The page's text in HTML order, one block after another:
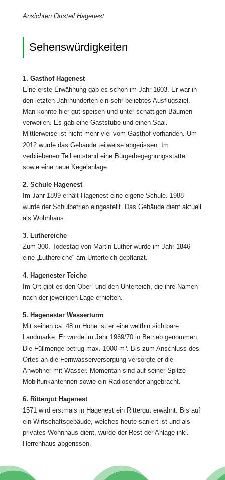
Ansichten Ortsteil Hagenest
Sehenswürdigkeiten
1. Gasthof Hagenest
Eine erste Erwähnung gab es schon im Jahr 1603. Er war in
den letzten Jahrhunderten ein sehr beliebtes Ausflugsziel.
Man konnte hier gut speisen und unter schattigen Bäumen
verweilen. Es gab eine Gaststube und einen Saal.
Mittlerweise ist nicht mehr viel vom Gasthof vorhanden. Um
2012 wurde das Gebäude teilweise abgerissen. Im
verbliebenen Teil entstand eine Bürgerbegegnungsstätte
sowie eine neue Kegelanlage.
2. Schule Hagenest
Im Jahr 1899 erhält Hagenest eine eigene Schule. 1988
wurde der Schulbetrieb eingestellt. Das Gebäude dient aktuell
als Wohnhaus.
3. Luthereiche
Zum 300. Todestag von Martin Luther wurde im Jahr 1846
eine „Luthereiche“ am Unterteich gepflanzt.
4. Hagenester Teiche
Im Ort gibt es den Ober- und den Unterteich, die ihre Namen
nach der jeweiligen Lage erhielten.
5. Hagenester Wasserturm
Mit seinen ca. 48 m Höhe ist er eine weithin sichtbare
Landmarke. Er wurde im Jahr 1969/70 in Betrieb genommen.
Die Füllmenge betrug max. 1000 m³. Bis zum Anschluss des
Ortes an die Fernwasserversorgung versorgte er die
Anwohner mit Wasser. Momentan sind auf seiner Spitze
Mobilfunkantennen sowie ein Radiosender angebracht.
6. Rittergut Hagenest
1571 wird erstmals in Hagenest ein Rittergut erwähnt. Bis auf
ein Wirtschaftsgebäude, welches heute saniert ist und als
privates Wohnhaus dient, wurde der Rest der Anlage inkl.
Herrenhaus abgerissen.